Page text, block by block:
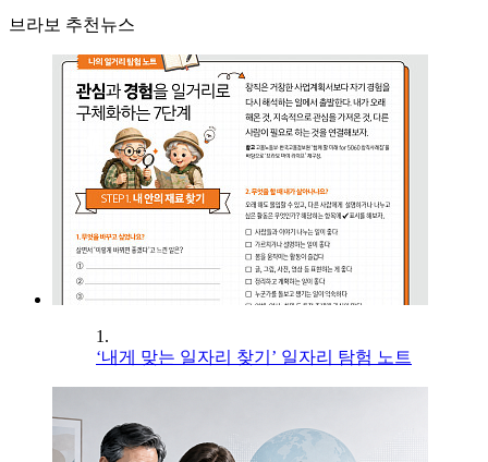
브라보 추천뉴스
1.
‘내게 맞는 일자리 찾기’ 일자리 탐험 노트